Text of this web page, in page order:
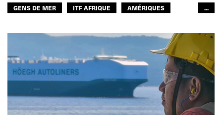
GENS DE MER ITF AFRIQUE
AMÉRIQUES
...